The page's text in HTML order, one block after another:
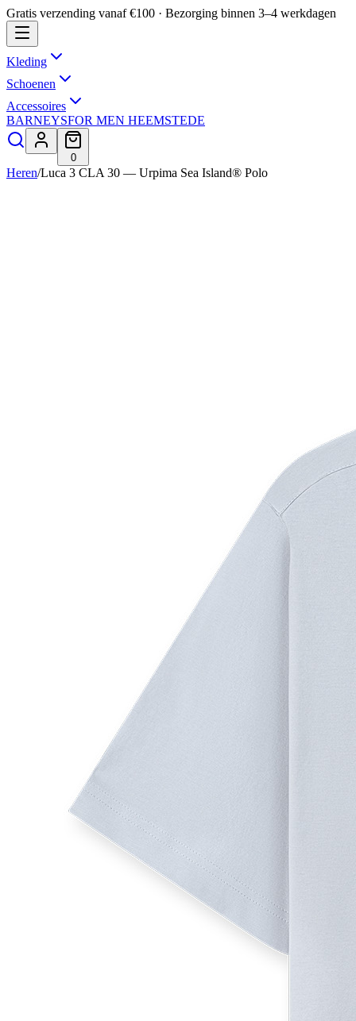
Gratis verzending vanaf €100 · Bezorging binnen 3–4 werkdagen
Kleding
Schoenen
Accessoires
BARNEYSFOR MEN HEEMSTEDE
0
Heren/Luca 3 CLA 30 — Urpima Sea Island® Polo